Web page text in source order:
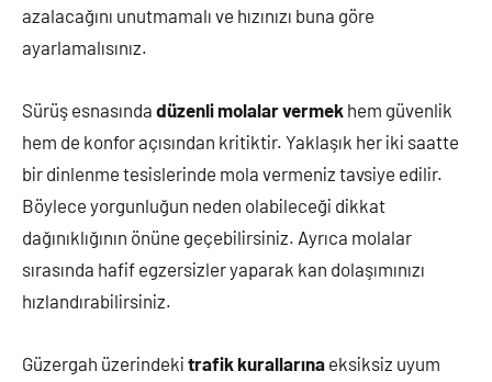
azalacağını unutmamalı ve hızınızı buna göre
ayarlamalısınız.
Sürüş esnasında düzenli molalar vermek hem güvenlik
hem de konfor açısından kritiktir. Yaklaşık her iki saatte
bir dinlenme tesislerinde mola vermeniz tavsiye edilir.
Böylece yorgunluğun neden olabileceği dikkat
dağınıklığının önüne geçebilirsiniz. Ayrıca molalar
sırasında hafif egzersizler yaparak kan dolaşımınızı
hızlandırabilirsiniz.
Güzergah üzerindeki trafik kurallarına eksiksiz uyum